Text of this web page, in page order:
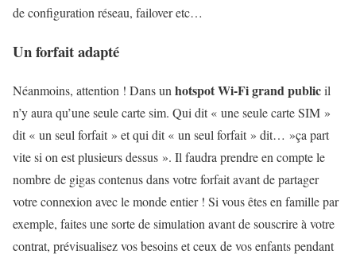
de configuration réseau, failover etc…
Un forfait adapté
Néanmoins, attention ! Dans un hotspot Wi-Fi grand publicil
n’y aura qu’une seule carte sim. Qui dit « une seule carte SIM »
dit « un seul forfait » et qui dit « un seul forfait » dit… »ça part
vite si on est plusieurs dessus ». Il faudra prendre en compte le
nombre de gigas contenus dans votre forfait avant de partager
votre connexion avec le monde entier ! Si vous êtes en famille par
exemple, faites une sorte de simulation avant de souscrire à votre
contrat, prévisualisez vos besoins et ceux de vos enfants pendant